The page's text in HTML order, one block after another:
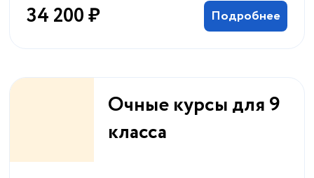
34 200 ₽ Подробнее
Очные курсы для 9
класса